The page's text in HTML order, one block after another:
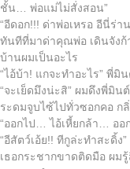
ชั้น… พ่อแม่ไม่สั่งสอน”
“อีดอก!!! ด่าพ่อเหรอ อีนี่ร่า
ทันทีที่มาด่าคุณพ่อ เดินจังก้
บ้านผมเป็นอะไร
“ไอ้บ้า! แกจะทำอะไร” พี่มิ
“จะเย็ดมึงน่ะสิ” ผมดึงพี่มิ
ระดมจูบไซ้ไปทั่วซอกคอ ก
“ออกไป… ไอ้เหี้ยกล้า… ออ
“อีสัตว์เอ้ย!! ทีกูล่ะทำสะดิ้ง
เธอกระชากขาดติดมือ ผม